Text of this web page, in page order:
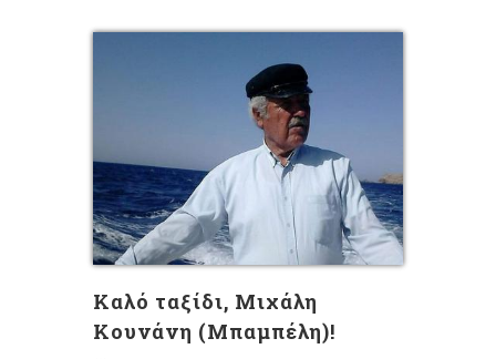
Καλό ταξίδι, Μιχάλη
Κουνάνη (Μπαμπέλη)!